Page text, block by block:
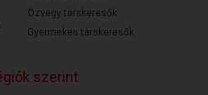
Özvegy társkeresők
Gyermekes társkeresők
szerint